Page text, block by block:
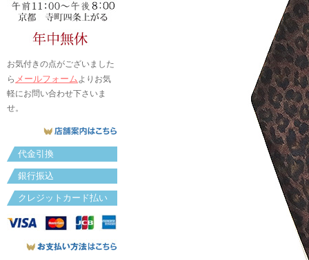
お気付きの点がございました
ら メールフォームよりお気
軽にお問い合わせ下さいま
せ。
代金引換
銀行振込
クレジットカード払い